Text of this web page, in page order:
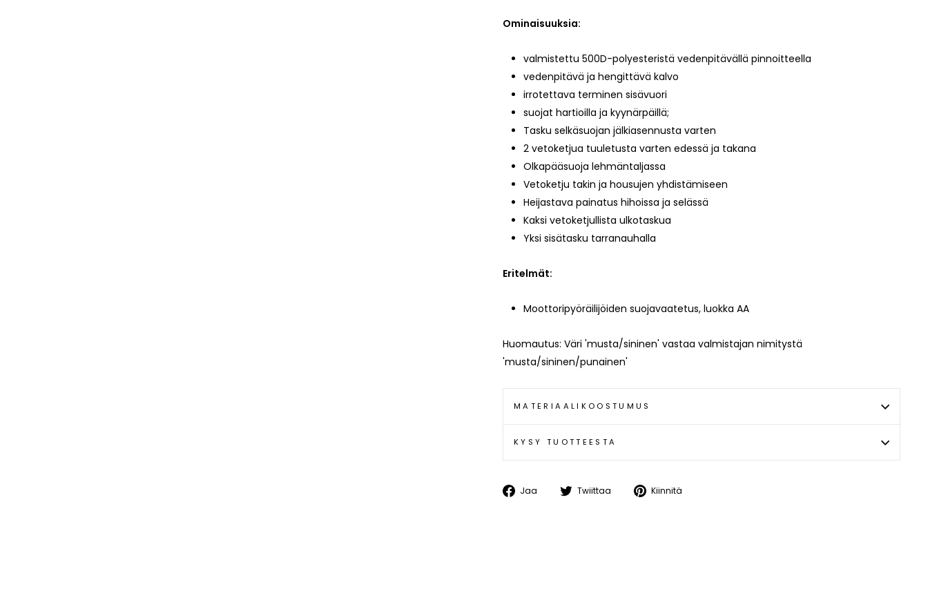
Ominaisuuksia:
valmistettu 500D-polyesteristä vedenpitävällä pinnoitteella
vedenpitävä ja hengittävä kalvo
irrotettava terminen sisävuori
suojat hartioilla ja kyynärpäillä;
Tasku selkäsuojan jälkiasennusta varten
2 vetoketjua tuuletusta varten edessä ja takana
Olkapääsuoja lehmäntaljassa
Vetoketju takin ja housujen yhdistämiseen
Heijastava painatus hihoissa ja selässä
Kaksi vetoketjullista ulkotaskua
Yksi sisätasku tarranauhalla
Eritelmät:
Moottoripyöräilijöiden suojavaatetus, luokka AA
Huomautus: Väri 'musta/sininen' vastaa valmistajan nimitystä
'musta/sininen/punainen'
MATERIAALIKOOSTUMUS
KYSY TUOTTEESTA
Jaa
Jaa
Twiittaa
TwiittaaKiinnitä